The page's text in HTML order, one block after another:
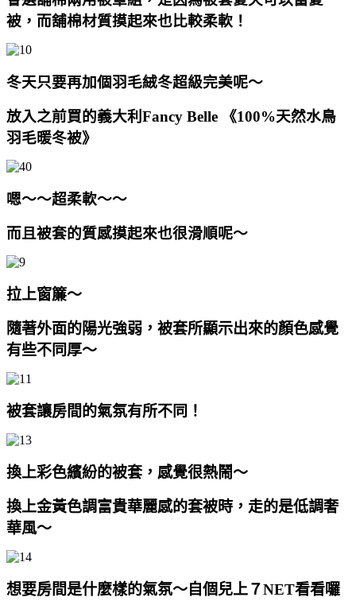
被，而舖棉材質摸起來也比較柔軟！
冬天只要再加個羽毛絨冬超級完美呢～
放入之前買的義大利Fancy Belle
《100%天然水鳥
羽毛暖冬被》
嗯～～超柔軟～～
而且被套的質感摸起來也很滑順呢～
拉上窗簾～
隨著外面的陽光強弱，被套所顯示出來的顏色感覺
有些不同厚～
被套讓房間的氣氛有所不同！
換上彩色繽紛的被套，感覺很熱鬧～
換上金黃色調富貴華麗感的套被時，走的是低調奢
華風～
想要房間是什麼樣的氣氛～自個兒上７NET看看囉